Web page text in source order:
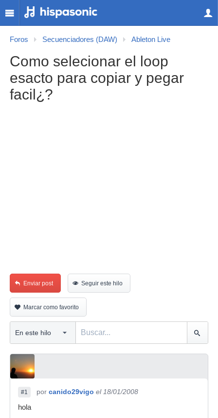
Foros Secuenciadores (DAW) Ableton Live
Como selecionar el loop
esacto para copiar y pegar
facil¿?
Enviar post Seguir este hilo
Marcar como favorito
#1 por canido29vigo el 18/01/2008
hola